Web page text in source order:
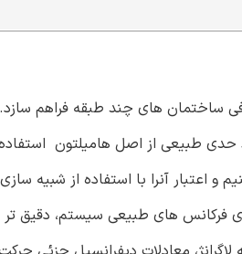
ساختمان های چند طبقه فراهم
طبیعی از اصل هامیلتون
آنرا با استفاده از شبیه
فرکانس های طبیعی سیستم، دقیق تر